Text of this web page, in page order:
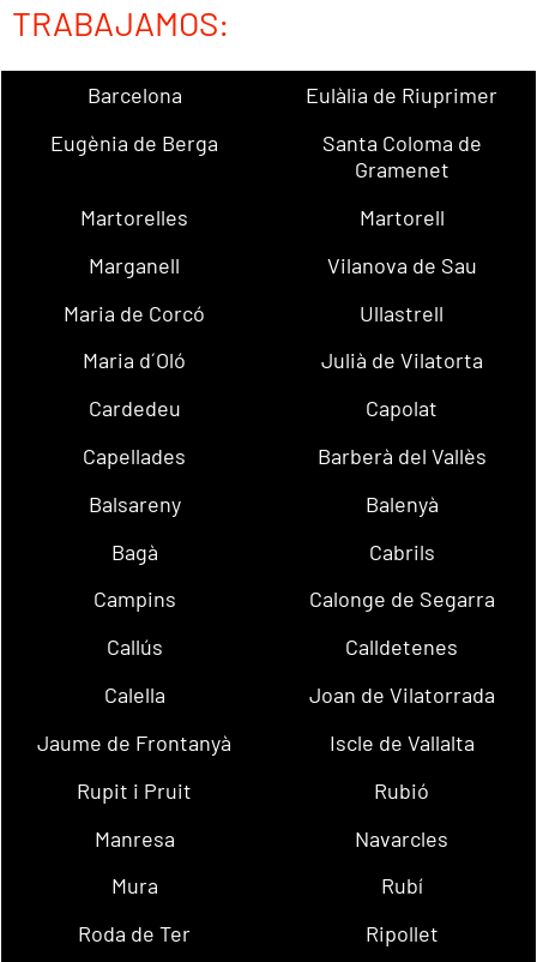
TRABAJAMOS:
Barcelona
Eulàlia de Riuprimer
Eugènia de Berga
Santa Coloma de
Gramenet
Martorelles
Martorell
Marganell
Vilanova de Sau
Maria de Corcó
Ullastrell
Maria d´Oló
Julià de Vilatorta
Cardedeu
Capolat
Capellades
Barberà del Vallès
Balsareny
Balenyà
Bagà
Cabrils
Campins
Calonge de Segarra
Callús
Calldetenes
Calella
Joan de Vilatorrada
Jaume de Frontanyà
Iscle de Vallalta
Rupit i Pruit
Rubió
Manresa
Navarcles
Mura
Rubí
Roda de Ter
Ripollet